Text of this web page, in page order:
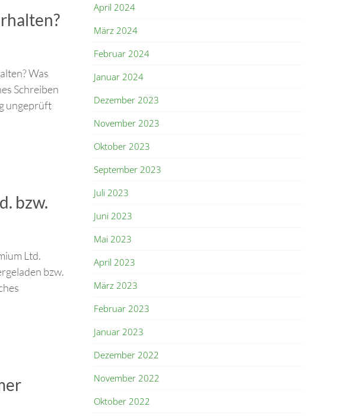
Was
Schreiben
ungeprüft
bzw.
Ltd.
bzw.
April 2024
März 2024
Februar 2024
Januar 2024
Dezember 2023
November 2023
Oktober 2023
September 2023
Juli 2023
Juni 2023
Mai 2023
April 2023
März 2023
Februar 2023
Januar 2023
Dezember 2022
November 2022
Oktober 2022